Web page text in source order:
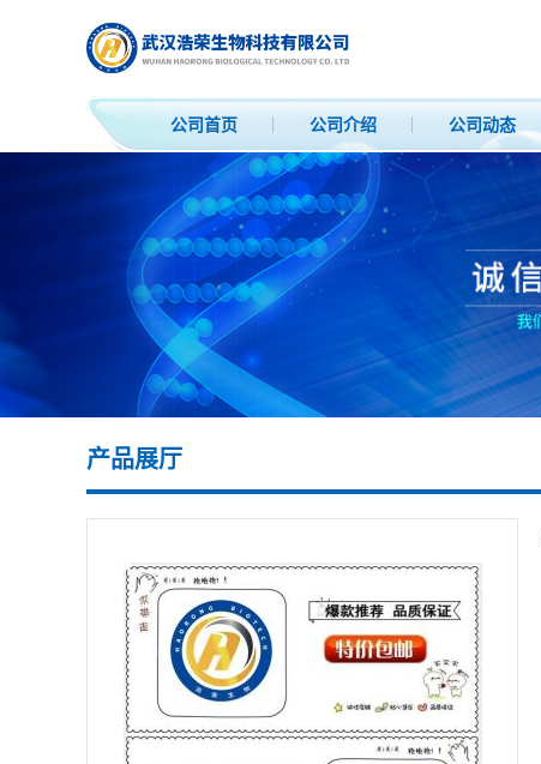
公司首页 公司介绍 公司动态
产品展厅